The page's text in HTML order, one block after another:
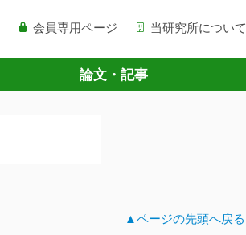
会員専用ページ 当研究所について
論文・記事
▲ページの先頭へ戻る